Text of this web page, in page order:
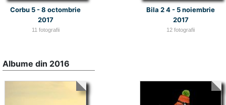
Corbu 5 - 8 octombrie
2017
11 fotografii
Bila 2 4 - 5 noiembrie
2017
12 fotografii
Albume din 2016